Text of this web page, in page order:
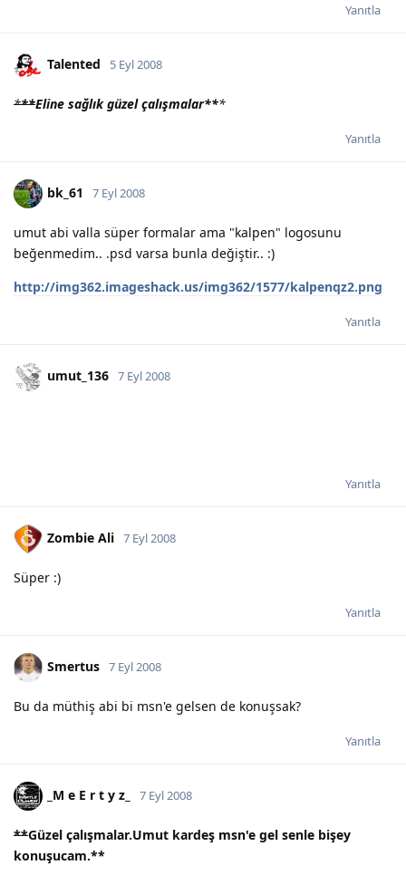
Yanıtla
Talented 5 Eyl 2008
***Eline sağlık güzel çalışmalar***
Yanıtla
bk_61 7 Eyl 2008
umut abi valla süper formalar ama "kalpen" logosunu
beğenmedim.. .psd varsa bunla değiştir.. :)
http://img362.imageshack.us/img362/1577/kalpenqz2.png
Yanıtla
umut_136 7 Eyl 2008
Yanıtla
Zombie Ali 7 Eyl 2008
Süper :)
Yanıtla
Smertus 7 Eyl 2008
Bu da müthiş abi bi msn'e gelsen de konuşsak?
Yanıtla
_M e E r t y z_ 7 Eyl 2008
**Güzel çalışmalar.Umut kardeş msn'e gel senle bişey
konuşucam.**